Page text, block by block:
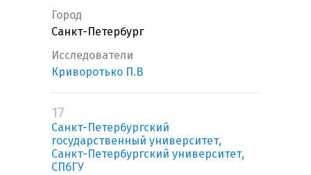
Город
Санкт-Петербург
Исследователи
Криворотько П.В
17
Санкт-Петербургский
государственный университет,
Санкт-Петербургский университет,
СПбГУ